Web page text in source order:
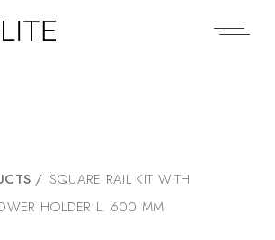
/ SQUARE RAIL KIT WITH
HOLDER L. 600 MM